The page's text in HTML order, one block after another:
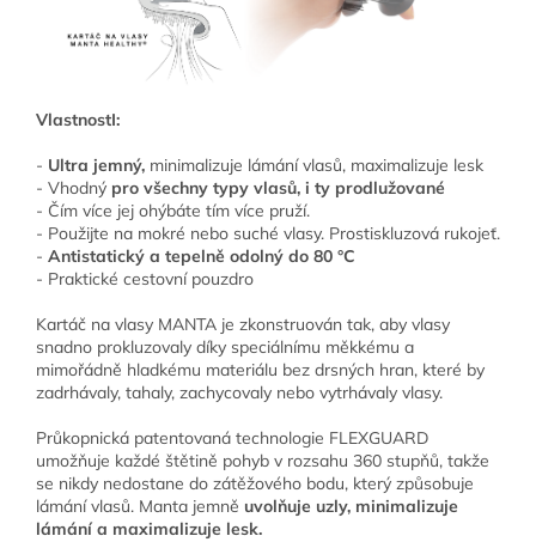
VlastnostI:
- Ultra jemný, minimalizuje lámání vlasů, maximalizuje lesk
- Vhodný pro všechny typy vlasů, i ty prodlužované
- Čím více jej ohýbáte tím více pruží.
- Použijte na mokré nebo suché vlasy. Prostiskluzová rukojeť.
- Antistatický a tepelně odolný do 80 °C
- Praktické cestovní pouzdro
Kartáč na vlasy MANTA je zkonstruován tak, aby vlasy
snadno prokluzovaly díky speciálnímu měkkému a
mimořádně hladkému materiálu bez drsných hran, které by
zadrhávaly, tahaly, zachycovaly nebo vytrhávaly vlasy.
Průkopnická patentovaná technologie FLEXGUARD
umožňuje každé štětině pohyb v rozsahu 360 stupňů, takže
se nikdy nedostane do zátěžového bodu, který způsobuje
lámání vlasů. Manta jemně uvolňuje uzly, minimalizuje
lámání a maximalizuje lesk.